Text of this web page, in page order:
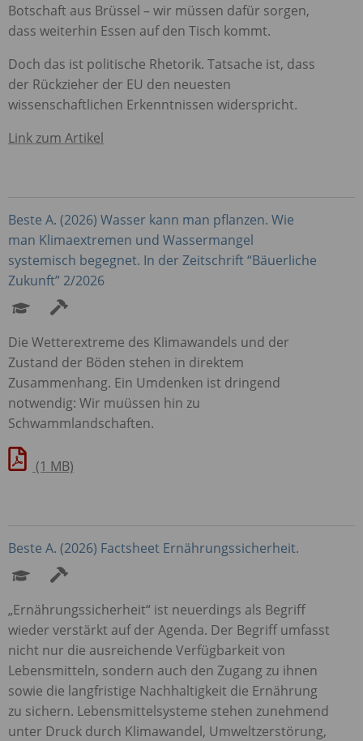
Botschaft aus Brüssel – wir müssen dafür sorgen,
dass weiterhin Essen auf den Tisch kommt.
Doch das ist politische Rhetorik. Tatsache ist, dass
der Rückzieher der EU den neuesten
wissenschaftlichen Erkenntnissen widerspricht.
Link zum Artikel
Beste A. (2026) Wasser kann man pflanzen. Wie
man Klimaextremen und Wassermangel
systemisch begegnet. In der Zeitschrift “Bäuerliche
Zukunft” 2/2026
Die Wetterextreme des Klimawandels und der
Zustand der Böden stehen in direktem
Zusammenhang. Ein Umdenken ist dringend
notwendig: Wir muüssen hin zu
Schwammlandschaften.
(1 MB)
Beste A. (2026) Factsheet Ernährungssicherheit.
„Ernährungssicherheit“ ist neuerdings als Begriff
wieder verstärkt auf der Agenda. Der Begriff umfasst
nicht nur die ausreichende Verfügbarkeit von
Lebensmitteln, sondern auch den Zugang zu ihnen
sowie die langfristige Nachhaltigkeit die Ernährung
zu sichern. Lebensmittelsysteme stehen zunehmend
unter Druck durch Klimawandel, Umweltzerstörung,